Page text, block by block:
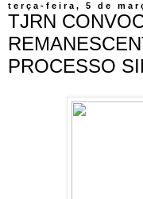
terça-feira, 5 de
TJRN
PROCESSO